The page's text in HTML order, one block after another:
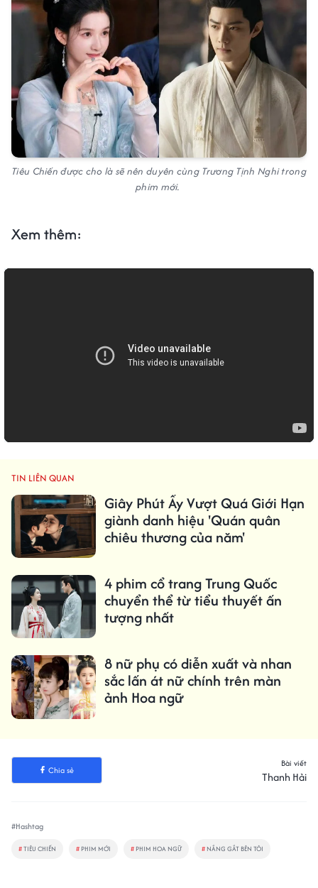
Tiêu Chiến được cho là sẽ nên duyên cùng Trương Tịnh Nghi trong
phim mới.
Xem thêm:
TIN LIÊN QUAN
Giây Phút Ấy Vượt Quá Giới Hạn
giành danh hiệu 'Quán quân
chiêu thương của năm'
4 phim cổ trang Trung Quốc
chuyển thể từ tiểu thuyết ấn
tượng nhất
8 nữ phụ có diễn xuất và nhan
sắc lấn át nữ chính trên màn
ảnh Hoa ngữ
Chia sẻ
Bài viết
Thanh Hải
#Hashtag
#TIÊU CHIẾN # PHIM MỚI # PHIM HOA NGỮ # NẮNG GẮT BÊN TÔI